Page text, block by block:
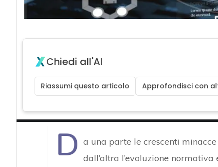
Chiedi all'AI
Riassumi questo articolo Approfondisci con
D a una parte le crescenti
dall’altra l’evoluzione